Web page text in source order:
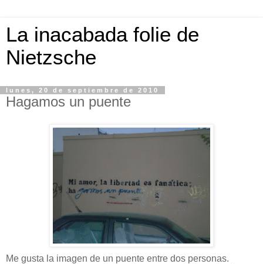
La inacabada folie de
Nietzsche
lunes, 20 de septiembre de 2010
Hagamos un puente
Me gusta la imagen de un puente entre dos personas.